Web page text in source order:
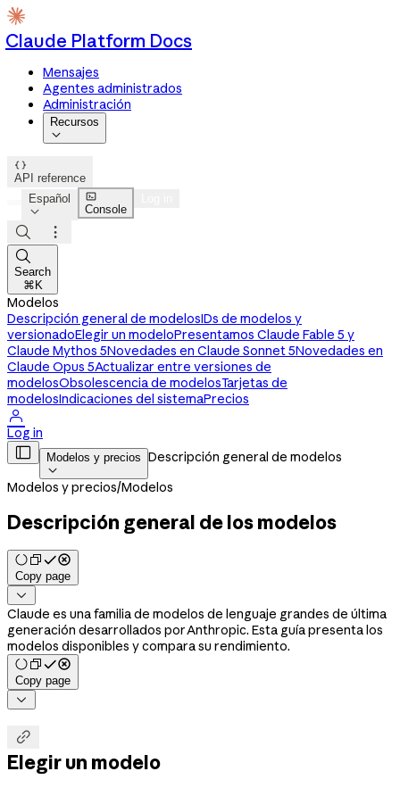
Claude Platform Docs
Mensajes
Agentes administrados
Administración
Recursos


API reference
Español


Console



Search
⌘K
Modelos
Descripción general de modelosIDs de modelos y
versionadoElegir un modeloPresentamos Claude Fable 5 y
Claude Mythos 5Novedades en Claude Sonnet 5Novedades en
Claude Opus 5Actualizar entre versiones de
modelosObsolescencia de modelosTarjetas de
modelosIndicaciones del sistemaPrecios

Log in
 Modelos y precios

Descripción general de modelos
Modelos y precios/Modelos
Descripción general de los modelos
Copy page

Claude es una familia de modelos de lenguaje grandes de última
generación desarrollados por Anthropic. Esta guía presenta los
modelos disponibles y compara su rendimiento.
Copy page


Elegir un modelo